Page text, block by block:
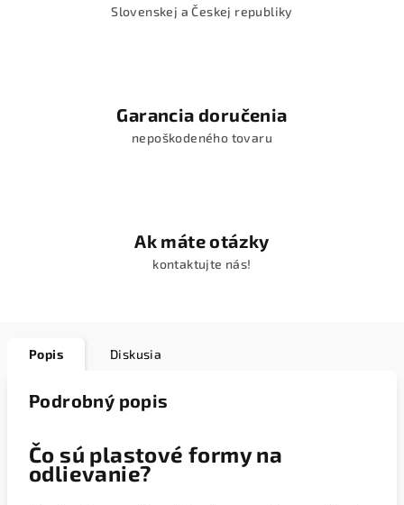
Slovenskej a Českej republiky
Garancia doručenia
nepoškodeného tovaru
Ak máte otázky
kontaktujte nás!
Popis Diskusia
Podrobný popis
Čo sú plastové formy na
odlievanie?